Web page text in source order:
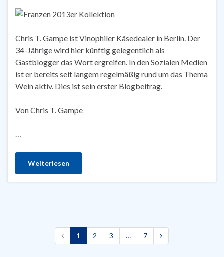
Chris T. Gampe ist Vinophiler Käsedealer in Berlin. Der
34-Jährige wird hier künftig gelegentlich als
Gastblogger das Wort ergreifen. In den Sozialen Medien
ist er bereits seit langem regelmäßig rund um das Thema
Wein aktiv. Dies ist sein erster Blogbeitrag.
Von Chris T. Gampe
Weiterlesen
1 2 3 … 7